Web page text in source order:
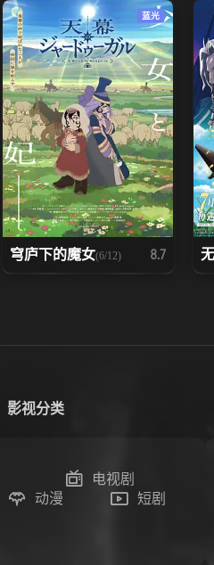
蓝光
穹庐下的魔女(6/12) 8.7
影视分类
电视剧
动漫 短剧